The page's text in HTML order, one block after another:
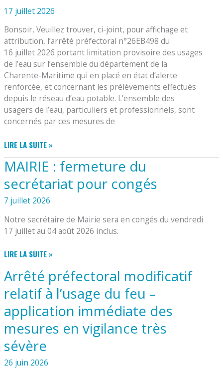
DU
20/07/2026
17 juillet 2026
Bonsoir, Veuillez trouver, ci-joint, pour affichage et
attribution, l’arrêté préfectoral n°26EB498 du
16 juillet 2026 portant limitation provisoire des usages
de l’eau sur l’ensemble du département de la
Charente-Maritime qui en placé en état d’alerte
renforcée, et concernant les prélèvements effectués
depuis le réseau d’eau potable. L’ensemble des
usagers de l’eau, particuliers et professionnels, sont
concernés par ces mesures de
USAGES
DE
L’EAU:
ARRÊTÉ
PRÉFECTORAL
16/07/2026
LIRE LA SUITE »
MAIRIE : fermeture du
secrétariat pour congés
7 juillet 2026
Notre secrétaire de Mairie sera en congés du vendredi
17 juillet au 04 août 2026 inclus.
MAIRIE
:
FERMETURE
SECRÉTARIAT
POUR
CONGÉS
LIRE LA SUITE »
Arrêté préfectoral modificatif
relatif à l’usage du feu –
application immédiate des
mesures en vigilance très
sévère
26 juin 2026